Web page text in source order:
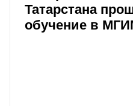
Татарстана
обучение в